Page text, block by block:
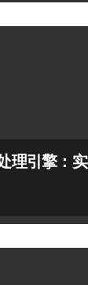
理引擎：实